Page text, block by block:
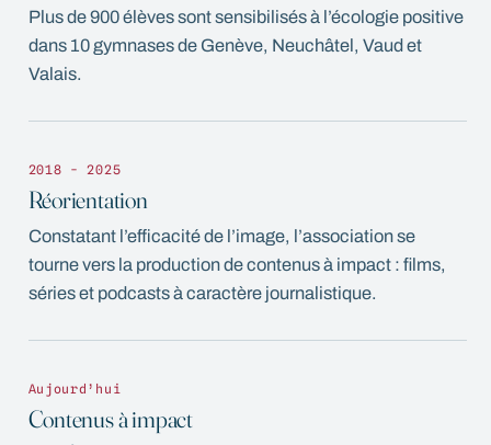
Plus de 900 élèves sont sensibilisés à l’écologie positive
dans 10 gymnases de Genève, Neuchâtel, Vaud et
Valais.
2018 - 2025
Réorientation
Constatant l’efficacité de l’image, l’association se
tourne vers la production de contenus à impact : films,
séries et podcasts à caractère journalistique.
Aujourd’hui
Contenus à impact